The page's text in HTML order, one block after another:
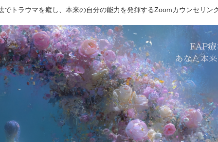
でトラウマを癒し、本来の自分の能力を発揮するZoomカウンセリン